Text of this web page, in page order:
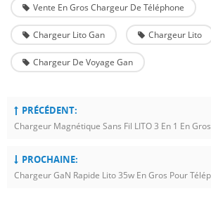
Vente En Gros Chargeur De Téléphone
Chargeur Lito Gan Chargeur Lito
Chargeur De Voyage Gan
PRÉCÉDENT:
Chargeur Magnétique Sans Fil LITO 3 En 1 En Gros
PROCHAINE: